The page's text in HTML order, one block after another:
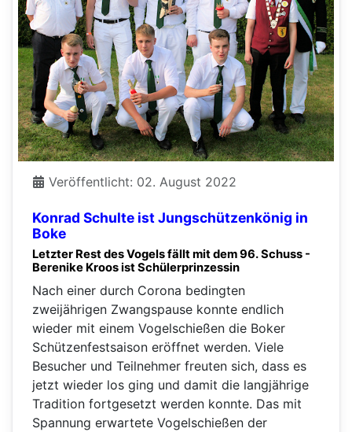
Konrad Schulte ist Jungschützenkönig in
Boke
Veröffentlicht: 02. August 2022
Letzter Rest des Vogels fällt mit dem 96. Schuss -
Berenike Kroos ist Schülerprinzessin
Nach einer durch Corona bedingten
zweijährigen Zwangspause konnte endlich
wieder mit einem Vogelschießen die Boker
Schützenfestsaison eröffnet werden. Viele
Besucher und Teilnehmer freuten sich, dass es
jetzt wieder los ging und damit die langjährige
Tradition fortgesetzt werden konnte. Das mit
Spannung erwartete Vogelschießen der